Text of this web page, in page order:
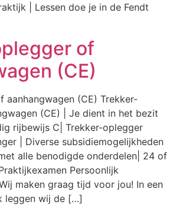
| Lessen doe je in de Fendt
of
(CE)
aanhangwagen (CE) Trekker-
(CE) | Je dient in het bezit
rijbewijs C| Trekker-oplegger
| Diverse subsidiemogelijkheden
alle benodigde onderdelen| 24 of
Persoonlijk
maken graag tijd voor jou! In een
leggen wij de […]